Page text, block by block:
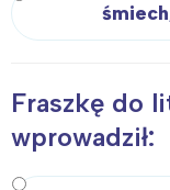
Fraszkę do
wprowadził: